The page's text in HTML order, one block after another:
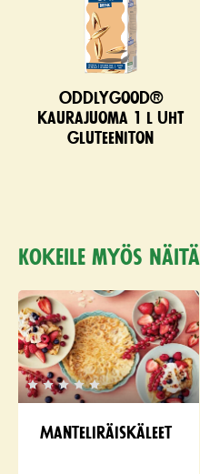
Oddlygood®
kaurajuoma 1 l UHT
gluteeniton
Kokeile myös näitä
Manteliräiskäleet